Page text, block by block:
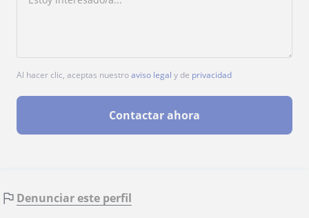
Al hacer clic, aceptas nuestroaviso legal y de privacidad
Contactar ahora
Denunciar este perfil